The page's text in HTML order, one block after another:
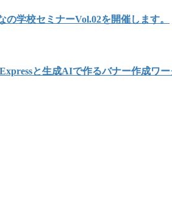
の学校セミナーVol.02を開催します。
と生成AIで作るバナー作成ワー